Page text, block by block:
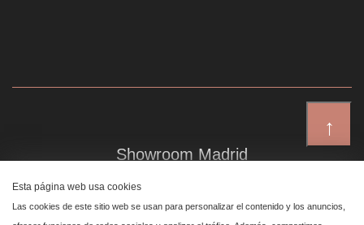
↑
Showroom Madrid
Plaza de Canalejas 6, 4 izq
Centro, 28014 Madrid
Esta página web usa cookies
Las cookies de este sitio web se usan para personalizar el contenido y los anuncios,